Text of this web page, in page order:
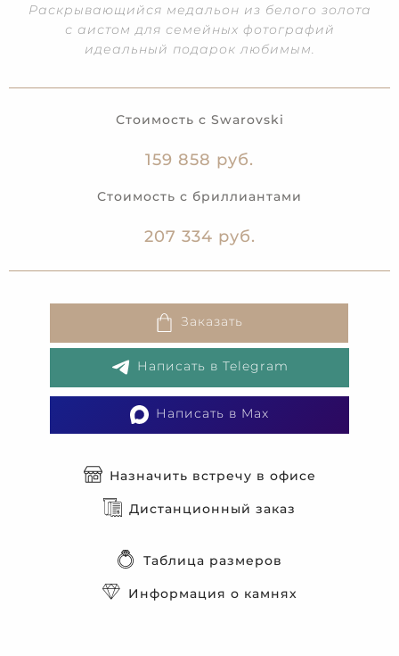
Раскрывающийся медальон из белого золота
с аистом для семейных фотографий
идеальный подарок любимым.
Стоимость с Swarovski
159 858 руб.
Стоимость с бриллиантами
207 334 руб.
Заказать
Написать в Telegram
Написать в Max
Назначить встречу в офисе
Дистанционный заказ
Таблица размеров
Информация о камнях